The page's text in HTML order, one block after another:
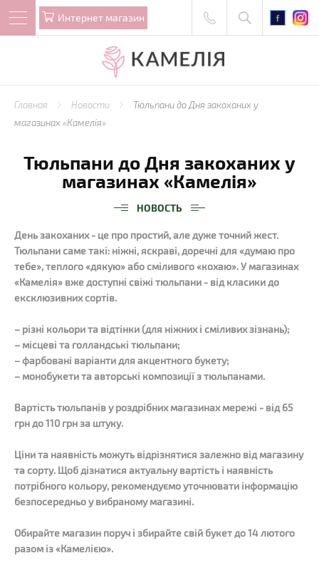
Интернет магазин
Главная Новости
Тюльпани до Дня закоханих у
магазинах «Камелія»
Тюльпани до Дня закоханих у
магазинах «Камелія»
НОВОСТЬ
День закоханих - це про простий, але дуже точний жест.
Тюльпани саме такі: ніжні, яскраві, доречні для «думаю про
тебе», теплого «дякую» або сміливого «кохаю». У магазинах
«Камелія» вже доступні свіжі тюльпани - від класики до
ексклюзивних сортів.
– різні кольори та відтінки (для ніжних і сміливих зізнань);
– місцеві та голландські тюльпани;
– фарбовані варіанти для акцентного букету;
– монобукети та авторські композиції з тюльпанами.
Вартість тюльпанів у роздрібних магазинах мережі - від 65
грн до 110 грн за штуку.
Ціни та наявність можуть відрізнятися залежно від магазину
та сорту. Щоб дізнатися актуальну вартість і наявність
потрібного кольору, рекомендуємо уточнювати інформацію
безпосередньо у вибраному магазині.
Обирайте магазин поруч і збирайте свій букет до 14 лютого
разом із «Камелією».